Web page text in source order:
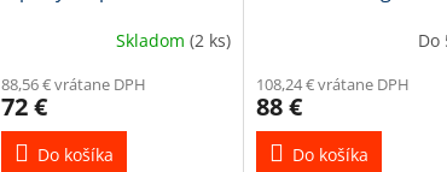
Skladom (2 ks)
88,56 € vrátane DPH
72 €
Do košíka
Do
108,24 € vrátane DPH
88 €
Do košíka